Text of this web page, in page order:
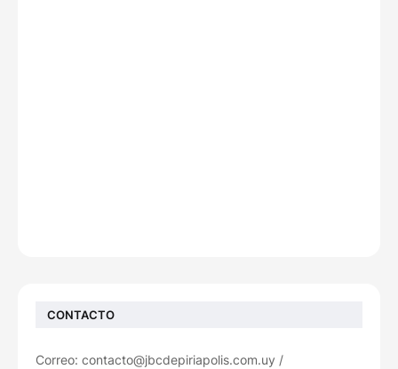
CONTACTO
Correo: contacto@jbcdepiriapolis.com.uy /